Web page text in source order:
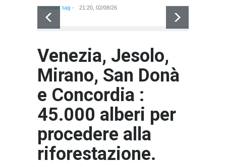
- nessun tag - 21:20, 02/08/26
Venezia, Jesolo,
Mirano, San Donà
e Concordia :
45.000 alberi per
procedere alla
riforestazione.